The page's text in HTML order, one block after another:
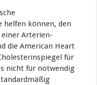
helfen können, den
einer Arterien-
die American Heart
für
nicht für notwendig